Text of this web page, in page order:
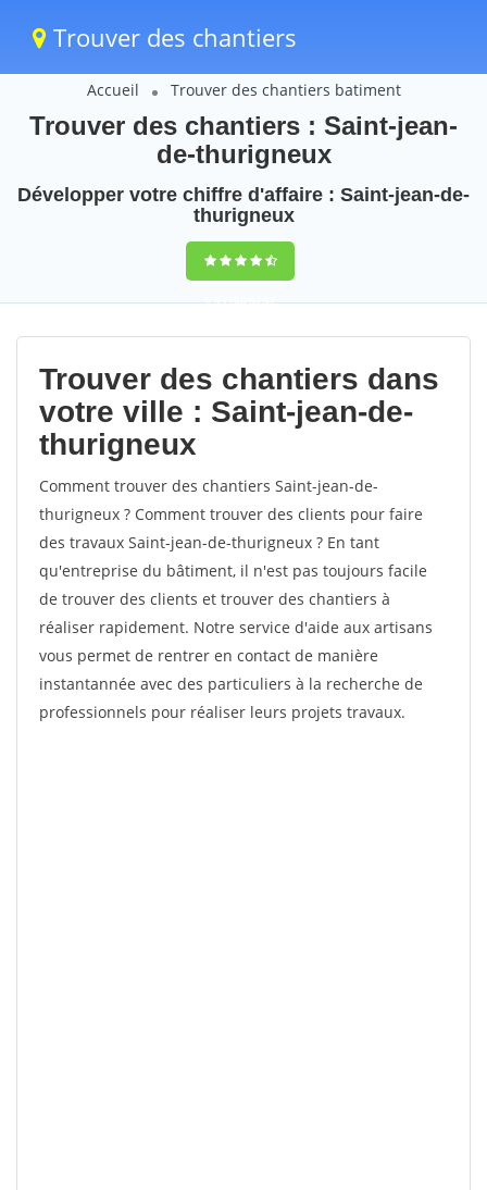
Trouver des chantiers
Accueil Trouver des chantiers batiment
Trouver des chantiers : Saint-jean-
de-thurigneux
Développer votre chiffre d'affaire : Saint-jean-de-
thurigneux
9,5(100%)57
votes
Trouver des chantiers dans
votre ville : Saint-jean-de-
thurigneux
Comment trouver des chantiers Saint-jean-de-
thurigneux ? Comment trouver des clients pour faire
des travaux Saint-jean-de-thurigneux ? En tant
qu'entreprise du bâtiment, il n'est pas toujours facile
de trouver des clients et trouver des chantiers à
réaliser rapidement. Notre service d'aide aux artisans
vous permet de rentrer en contact de manière
instantannée avec des particuliers à la recherche de
professionnels pour réaliser leurs projets travaux.